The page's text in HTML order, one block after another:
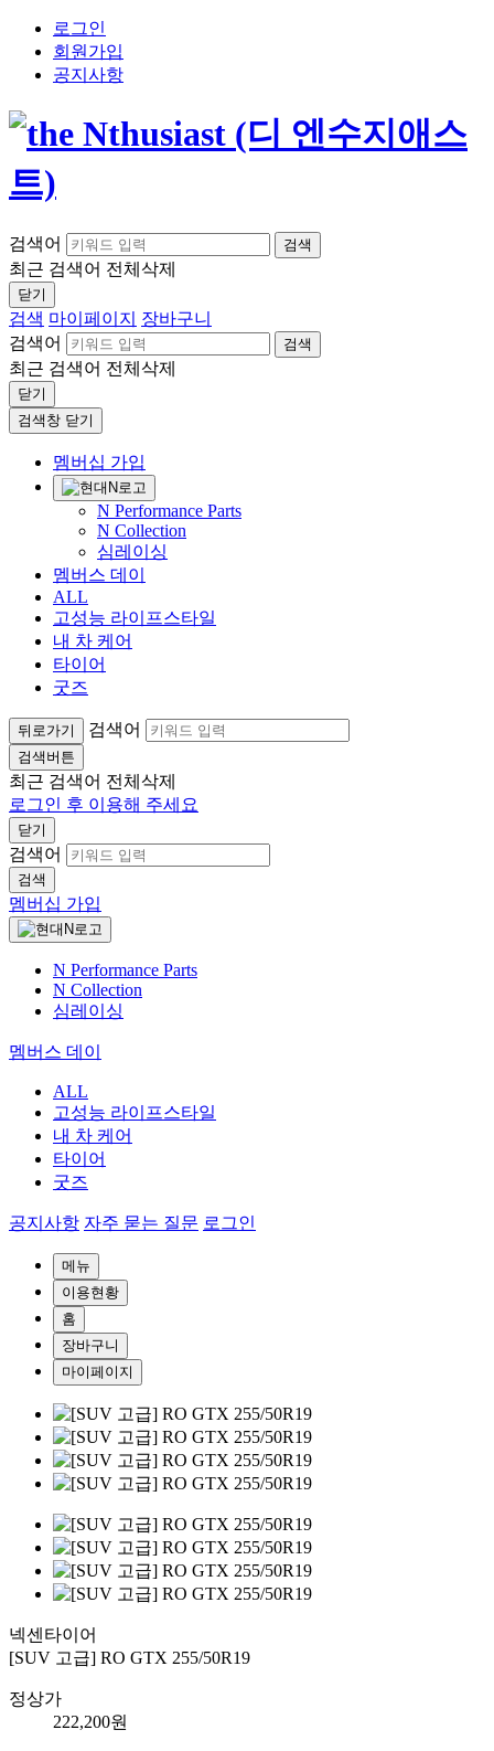
로그인
회원가입
공지사항
검색어 검색
최근 검색어 전체삭제
닫기
검색 마이페이지
장바구니
검색어
검색
최근 검색어 전체삭제
닫기
검색창 닫기
멤버십 가입
N Performance Parts
N Collection
심레이싱
멤버스 데이
ALL
고성능 라이프스타일
내 차 케어
타이어
굿즈
뒤로가기 검색어
검색버튼
최근 검색어 전체삭제
로그인 후 이용해 주세요
닫기
검색어
검색
멤버십 가입
N Performance Parts
N Collection
심레이싱
멤버스 데이
ALL
고성능 라이프스타일
내 차 케어
타이어
굿즈
공지사항 자주 묻는 질문 로그인
메뉴
이용현황
홈
장바구니
마이페이지
넥센타이어
[SUV 고급] RO GTX 255/50R19
정상가
222,200원